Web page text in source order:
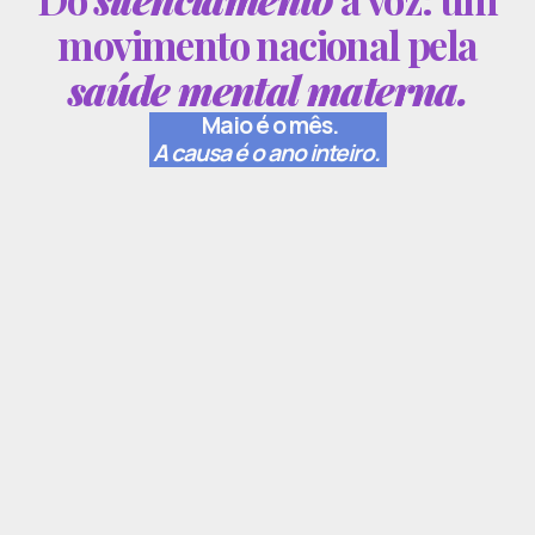
movimento nacional pela
saúde mental materna.
Maio é o mês.
A causa é o ano inteiro.